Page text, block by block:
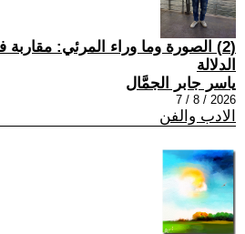
(2) الصورة وما وراء المرئي: مقاربة
الدلالة
ياسر جابر الجمَّال
2026 / 8 / 7
الادب والفن